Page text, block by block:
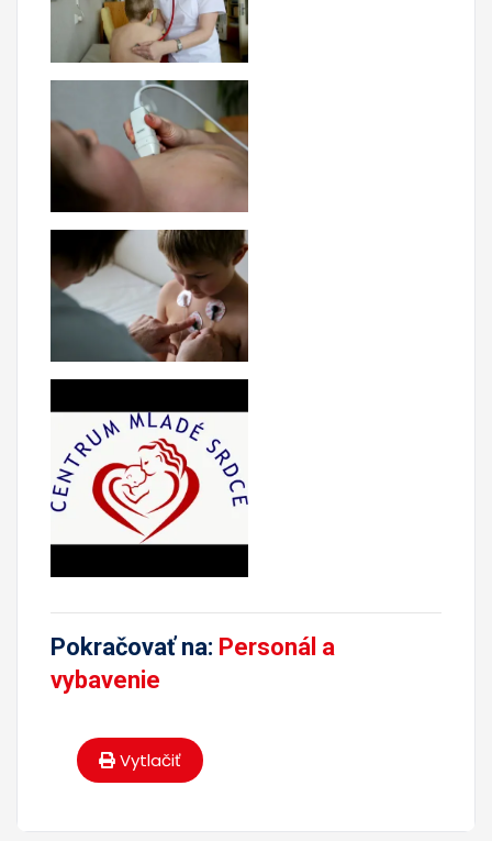
Pokračovať na: Personál a
vybavenie
Vytlačiť